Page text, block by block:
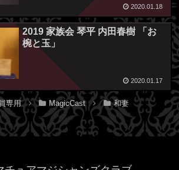
2020.01.18
2019 家族会 琴平 内田春樹 「お
椀と玉」
2020.01.17
専用 MagicCast 和妻